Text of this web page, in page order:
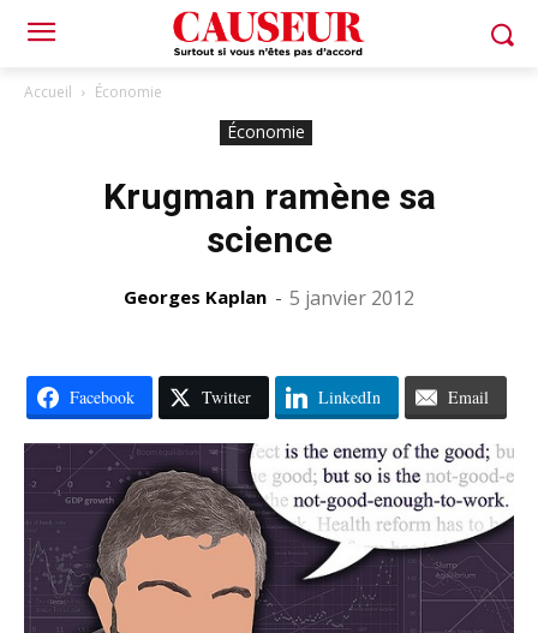
Accueil Économie
Économie
Krugman ramène sa
science
Georges Kaplan - 5 janvier 2012
Facebook Twitter LinkedIn Email